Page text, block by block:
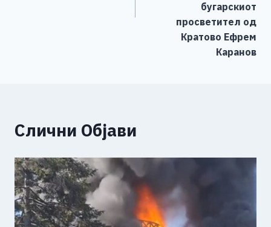
бугарскиот
просветител од
Кратово Ефрем
Каранов
Слични Објави